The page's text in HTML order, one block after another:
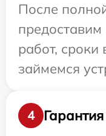
После
работ,
займемся
4
Гарантия